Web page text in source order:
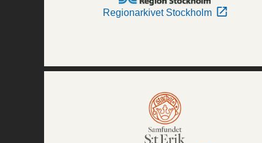
Regionarkivet Stockholm